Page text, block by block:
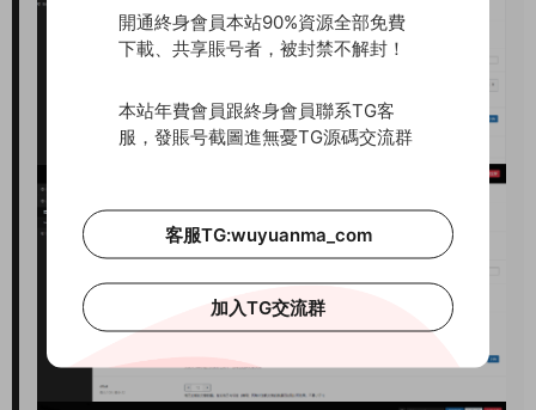
開通終身會員本站90%資源全部免費
下載、共享賬号者，被封禁不解封！
本站年費會員跟終身會員聯系TG客
服，發賬号截圖進無憂TG源碼交流群
客服TG:wuyuanma_com
加入TG交流群